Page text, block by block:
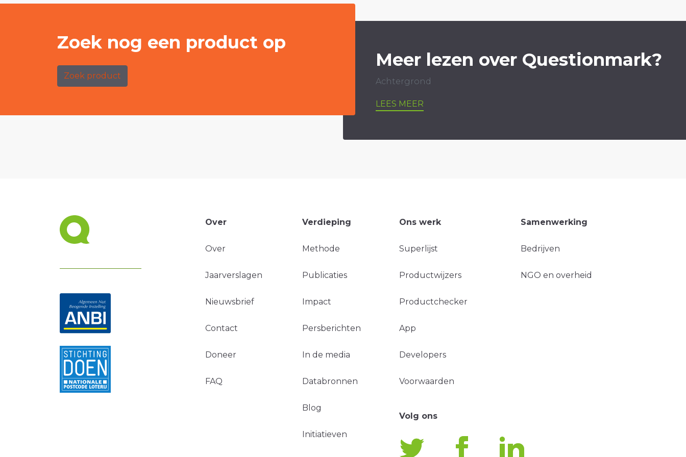
Zoek nog een product op
Zoek product
Meer lezen over Questionmark?
Achtergrond
LEES MEER
Over
Over
Jaarverslagen
Nieuwsbrief
Contact
Doneer
FAQ
Verdieping
Methode
Publicaties
Impact
Persberichten
In de media
Databronnen
Blog
Initiatieven
Ons werk
Superlijst
Productwijzers
Productchecker
App
Developers
Voorwaarden
Samenwerking
Bedrijven
NGO en overheid
Volg ons